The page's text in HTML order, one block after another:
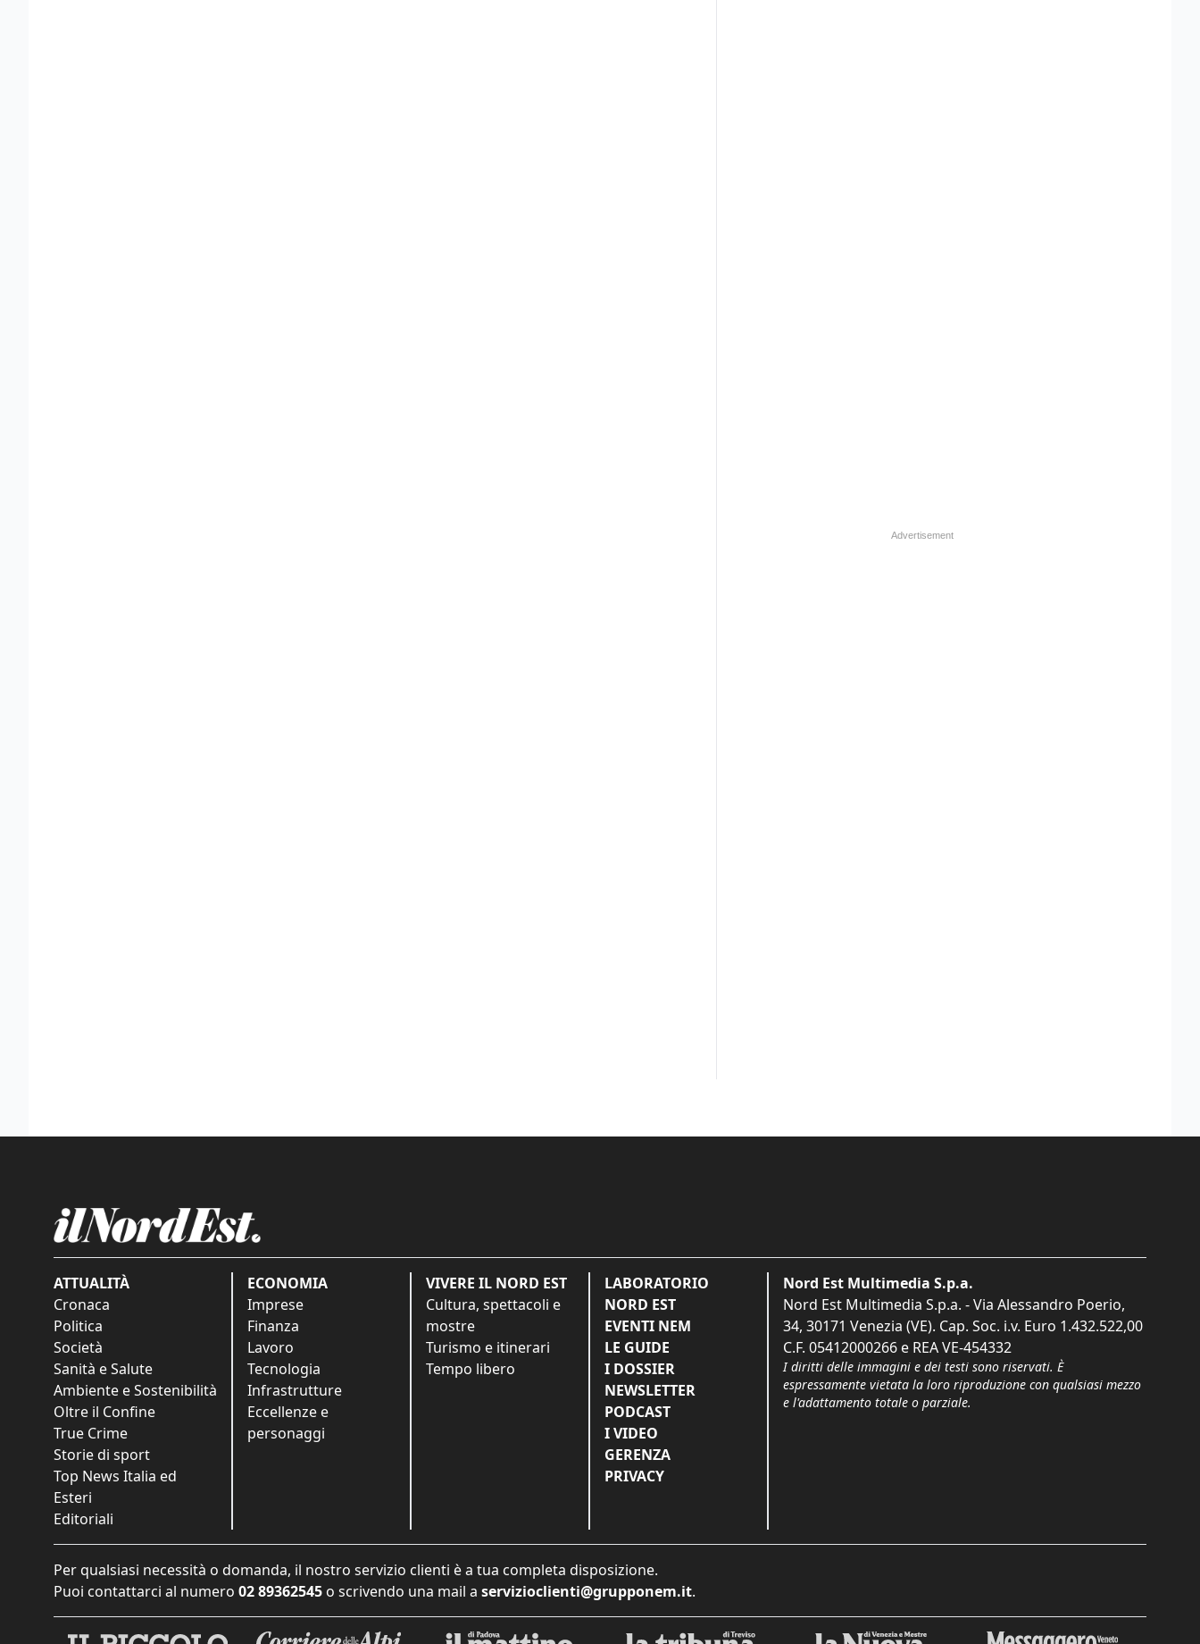
ATTUALITÀ
Cronaca
Politica
Società
Sanità e Salute
Ambiente e Sostenibilità
Oltre il Confine
True Crime
Storie di sport
Top News Italia ed
Esteri
Editoriali
ECONOMIA
Imprese
Finanza
Lavoro
Tecnologia
Infrastrutture
Eccellenze e
personaggi
VIVERE IL NORD EST
Cultura, spettacoli e
mostre
Turismo e itinerari
Tempo libero
LABORATORIO
NORD EST
EVENTI NEM
LE GUIDE
I DOSSIER
NEWSLETTER
PODCAST
I VIDEO
GERENZA
PRIVACY
Nord Est Multimedia S.p.a.
Nord Est Multimedia S.p.a. - Via Alessandro Poerio,
34, 30171 Venezia (VE). Cap. Soc. i.v. Euro 1.432.522,00
C.F. 05412000266 e REA VE-454332
I diritti delle immagini e dei testi sono riservati. È
espressamente vietata la loro riproduzione con qualsiasi mezzo
e l'adattamento totale o parziale.
Per qualsiasi necessità o domanda, il nostro servizio clienti è a tua completa disposizione.
Puoi contattarci al numero 02 89362545 o scrivendo una mail a servizioclienti@grupponem.it.